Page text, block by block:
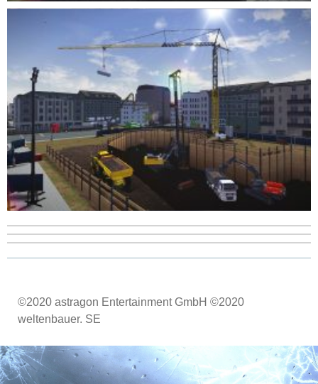
©2020 astragon Entertainment GmbH ©2020
weltenbauer. SE